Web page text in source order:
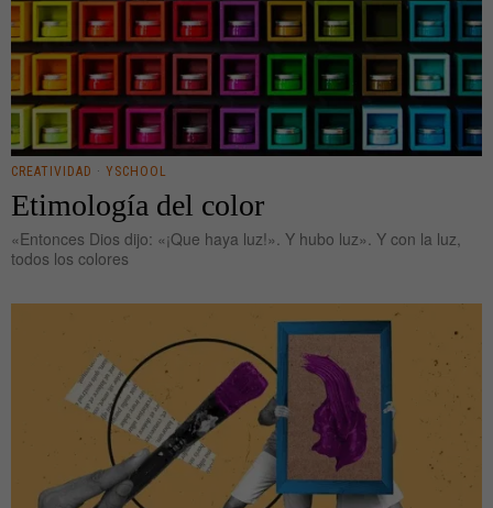
CREATIVIDAD · YSCHOOL
Etimología del color
«Entonces Dios dijo: «¡Que haya luz!». Y hubo luz». Y con la luz,
todos los colores